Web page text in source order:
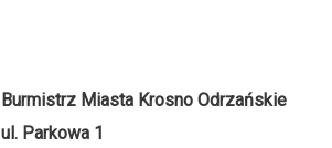
Burmistrz Miasta Krosno Odrzańskie
ul. Parkowa 1